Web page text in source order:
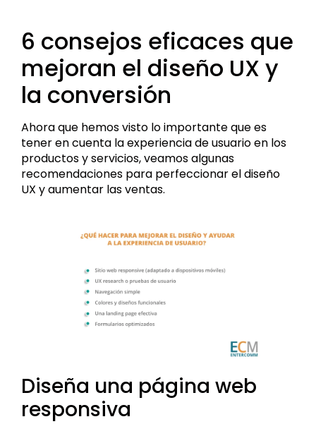
6 consejos eficaces que
mejoran el diseño UX y
la conversión
Ahora que hemos visto lo importante que es
tener en cuenta la experiencia de usuario en los
productos y servicios, veamos algunas
recomendaciones para perfeccionar el diseño
UX y aumentar las ventas.
Diseña una página web
responsiva